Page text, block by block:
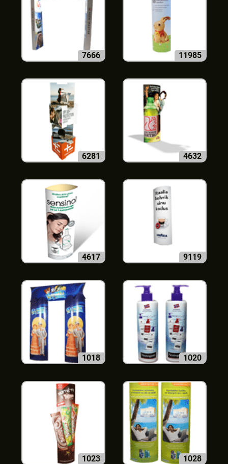
7666 11985
6281 4632
4617 9119
1018 1020
1023 1028